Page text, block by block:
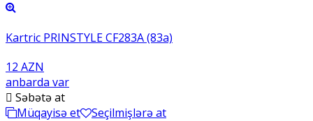
Kartric PRINSTYLE CF283A (83a)
12 AZN
anbarda var
Səbətə at
Müqayisə et
Seçilmişlərə at